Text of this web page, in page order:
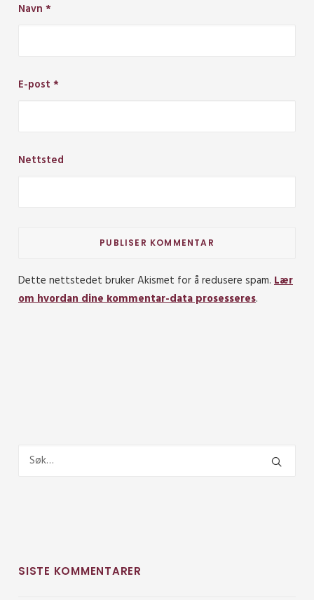
Navn *
E-post *
Nettsted
Dette nettstedet bruker Akismet for å redusere spam. Lær
om hvordan dine kommentar-data prosesseres.
SISTE KOMMENTARER